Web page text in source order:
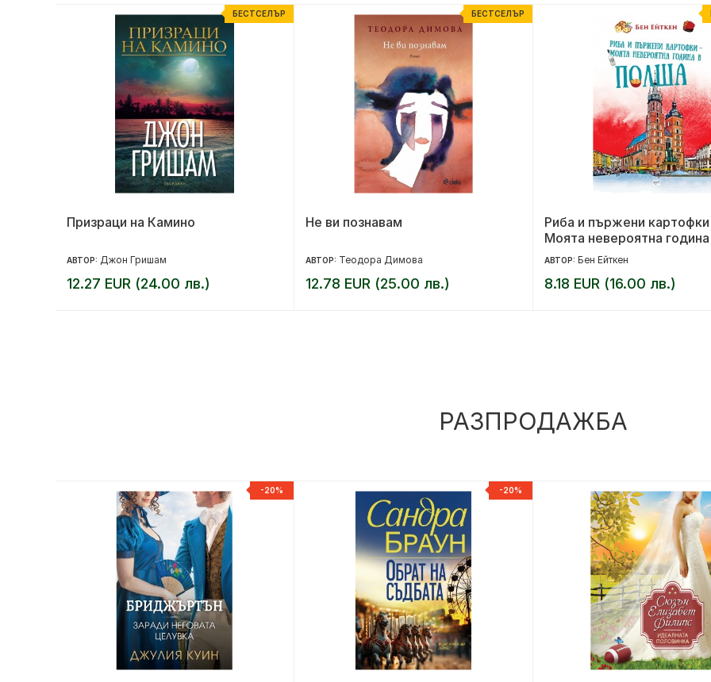
БЕСТСЕЛЪР
Призраци на Камино
АВТОР: Джон Гришам
12.27 EUR (24.00 лв.)
БЕСТСЕЛЪР
Не ви познавам
АВТОР: Теодора Димова
12.78 EUR (25.00 лв.)
Риба и пържени
Моята невероятна година
Полша
АВТОР: Бен Ейткен
8.18 EUR (16.00 лв.)
РАЗПРОДАЖБА
-20% -20%